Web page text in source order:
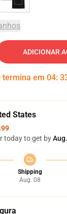
ADICIONAR
termina em 04:
States
today to get by
Shipping
Aug. 08